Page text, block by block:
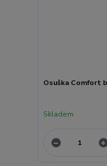
Osuška Comfort
Skladem